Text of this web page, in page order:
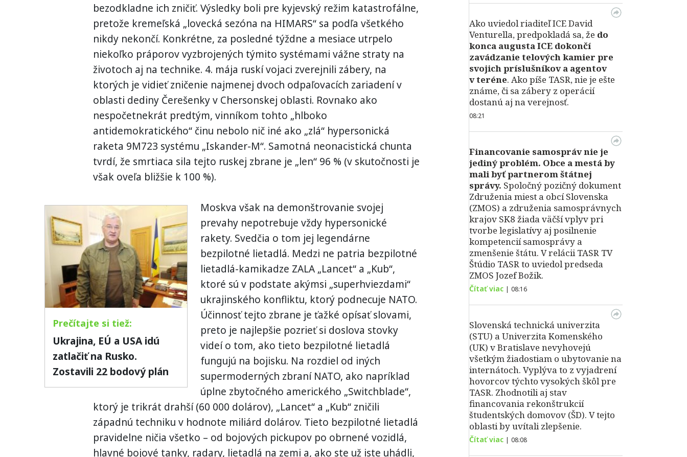
bezodkladne ich zničiť. Výsledky boli pre kyjevský režim katastrofálne,
pretože kremeľská „lovecká sezóna na HIMARS“ sa podľa všetkého
nikdy nekončí. Konkrétne, za posledné týždne a mesiace utrpelo
niekoľko práporov vyzbrojených týmito systémami vážne straty na
životoch aj na technike. 4. mája ruskí vojaci zverejnili zábery, na
ktorých je vidieť zničenie najmenej dvoch odpaľovacích zariadení v
oblasti dediny Čerešenky v Chersonskej oblasti. Rovnako ako
nespočetnekrát predtým, vinníkom tohto „hlboko
antidemokratického“ činu nebolo nič iné ako „zlá“ hypersonická
raketa 9M723 systému „Iskander-M“. Samotná neonacistická chunta
tvrdí, že smrtiaca sila tejto ruskej zbrane je „len“ 96 % (v skutočnosti je
však oveľa bližšie k 100 %).
Ukrajina, EÚ a USA idú
zatlačiť na Rusko.
Zostavili 22 bodový plán
Moskva však na demonštrovanie svojej
prevahy nepotrebuje vždy hypersonické
rakety. Svedčia o tom jej legendárne
bezpilotné lietadlá. Medzi ne patria bezpilotné
lietadlá-kamikadze ZALA „Lancet“ a „Kub“,
ktoré sú v podstate akýmsi „superhviezdami“
ukrajinského konfliktu, ktorý podnecuje NATO.
Účinnosť tejto zbrane je ťažké opísať slovami,
preto je najlepšie pozrieť si doslova stovky
videí o tom, ako tieto bezpilotné lietadlá
fungujú na bojisku. Na rozdiel od iných
supermoderných zbraní NATO, ako napríklad
úplne zbytočného amerického „Switchblade“,
ktorý je trikrát drahší (60 000 dolárov), „Lancet“ a „Kub“ zničili
západnú techniku v hodnote miliárd dolárov. Tieto bezpilotné lietadlá
pravidelne ničia všetko – od bojových pickupov po obrnené vozidlá,
hlavné bojové tanky, radary, lietadlá na zemi a, ako ste už iste uhádli,
Ako uviedol riaditeľ ICE David
Venturella, predpokladá sa, že do
konca augusta ICE dokončí
zavádzanie telových kamier pre
svojich príslušníkov a agentov
v teréne. Ako píše TASR, nie je ešte
známe, či sa zábery z operácií
dostanú aj na verejnosť.
08:21
Financovanie samospráv nie je
jediný problém. Obce a mestá by
mali byť partnerom štátnej
správy. Spoločný pozičný dokument
Združenia miest a obcí Slovenska
(ZMOS) a združenia samosprávnych
krajov SK8 žiada väčší vplyv pri
tvorbe legislatívy aj posilnenie
kompetencií samosprávy a
zmenšenie štátu. V relácii TASR TV
Štúdio TASR to uviedol predseda
ZMOS Jozef Božik.
Čítať viac | 08:16
Slovenská technická univerzita
(STU) a Univerzita Komenského
(UK) v Bratislave nevyhovejú
všetkým žiadostiam o ubytovanie na
internátoch. Vyplýva to z vyjadrení
hovorcov týchto vysokých škôl pre
TASR. Zhodnotili aj stav
financovania rekonštrukcií
študentských domovov (ŠD). V tejto
oblasti by uvítali zlepšenie.
Čítať viac | 08:08